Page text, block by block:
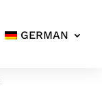
GERMAN